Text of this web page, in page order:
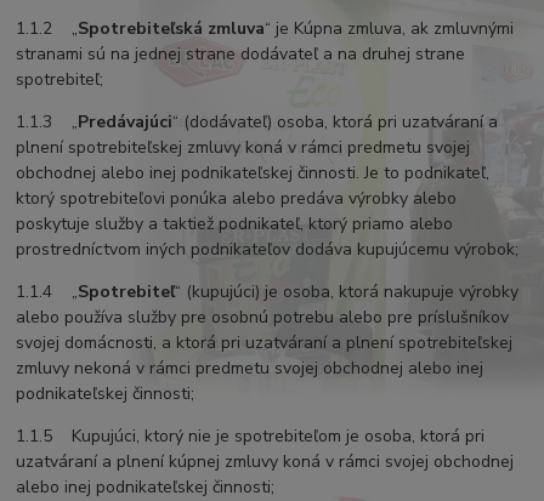
1.1.2 „Spotrebiteľská zmluva“ je Kúpna zmluva, ak zmluvnými
stranami sú na jednej strane dodávateľ a na druhej strane
spotrebiteľ;
1.1.3 „Predávajúci“ (dodávateľ) osoba, ktorá pri uzatváraní a
plnení spotrebiteľskej zmluvy koná v rámci predmetu svojej
obchodnej alebo inej podnikateľskej činnosti. Je to podnikateľ,
ktorý spotrebiteľovi ponúka alebo predáva výrobky alebo
poskytuje služby a taktiež podnikateľ, ktorý priamo alebo
prostredníctvom iných podnikateľov dodáva kupujúcemu výrobok;
1.1.4 „Spotrebiteľ“ (kupujúci) je osoba, ktorá nakupuje výrobky
alebo používa služby pre osobnú potrebu alebo pre príslušníkov
svojej domácnosti, a ktorá pri uzatváraní a plnení spotrebiteľskej
zmluvy nekoná v rámci predmetu svojej obchodnej alebo inej
podnikateľskej činnosti;
1.1.5 Kupujúci, ktorý nie je spotrebiteľom je osoba, ktorá pri
uzatváraní a plnení kúpnej zmluvy koná v rámci svojej obchodnej
alebo inej podnikateľskej činnosti;